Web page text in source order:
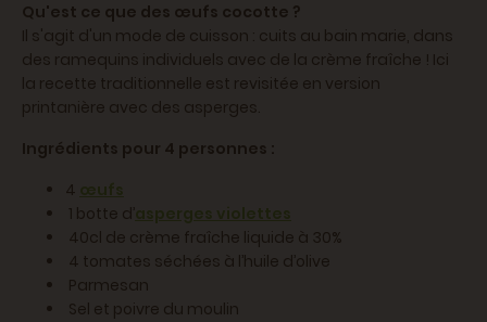
Qu'est ce que des œufs cocotte ?
Il s'agit d'un mode de cuisson : cuits au bain marie, dans
des ramequins individuels avec de la crème fraîche ! Ici
la recette traditionnelle est revisitée en version
printanière avec des asperges.
Ingrédients pour 4 personnes :
4 œufs
1 botte d’ asperges violettes
40cl de crème fraîche liquide à 30%
4 tomates séchées à l’huile d’olive
Parmesan
Sel et poivre du moulin